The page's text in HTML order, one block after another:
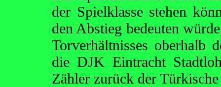
der Spielklasse stehen
den Abstieg bedeuten
Torverhältnisses oberhalb
die DJK Eintracht
Zähler zurück der